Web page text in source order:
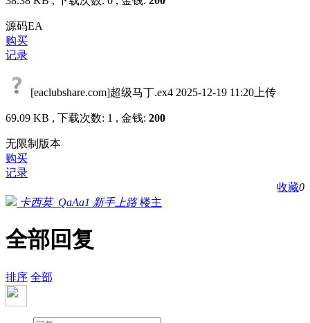
源码EA
购买
记录
[eaclubshare.com]超级马丁.ex4 2025-12-19 11:20上传
69.09 KB , 下载次数: 1 , 金钱: 200
无限制版本
购买
记录
收藏0
卡西莫_QaAa1 新手上路 楼主
全部回复
排序 全部